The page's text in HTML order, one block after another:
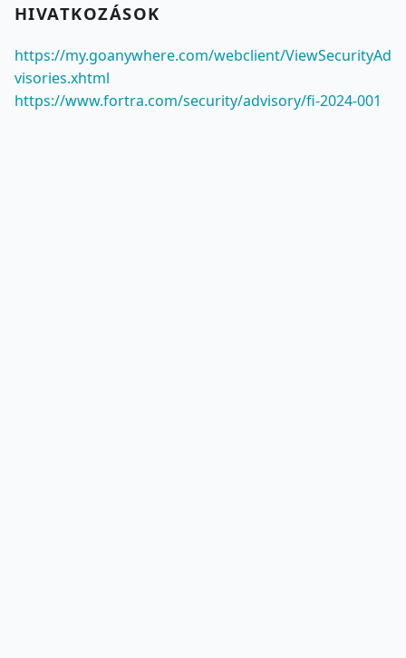
HIVATKOZÁSOK
https://my.goanywhere.com/webclient/ViewSecurityAd
visories.xhtml
https://www.fortra.com/security/advisory/fi-2024-001